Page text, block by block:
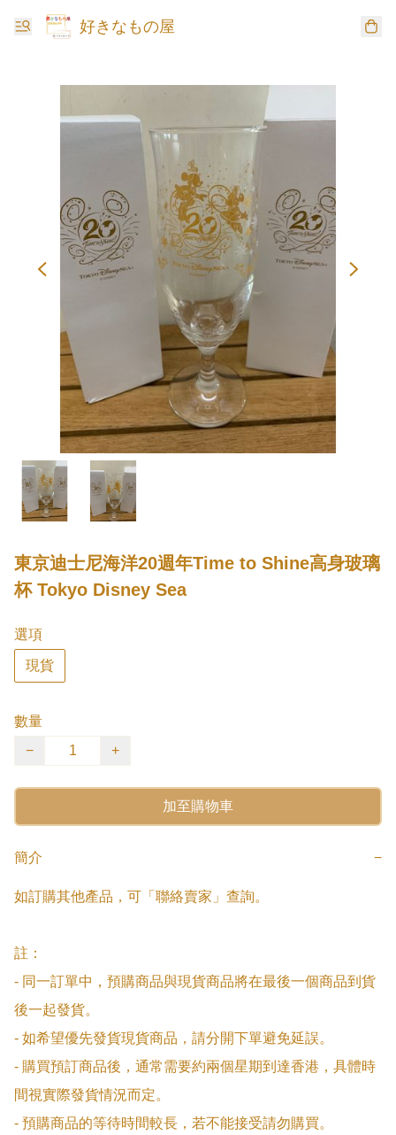
好きなもの屋
東京迪士尼海洋20週年Time to Shine高身玻璃
杯 Tokyo Disney Sea
選項
現貨
數量
−
+
加至購物車
簡介 −
如訂購其他產品，可「聯絡賣家」查詢。
註：
- 同一訂單中，預購商品與現貨商品將在最後一個商品到貨
後一起發貨。
- 如希望優先發貨現貨商品，請分開下單避免延誤。
- 購買預訂商品後，通常需要約兩個星期到達香港，具體時
間視實際發貨情況而定。
- 預購商品的等待時間較長，若不能接受請勿購買。